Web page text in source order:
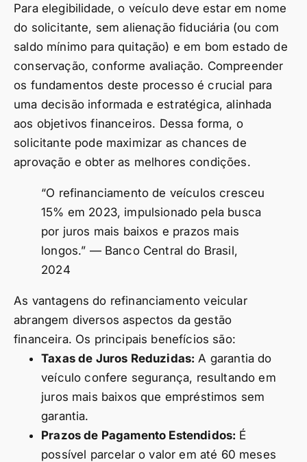
Para elegibilidade, o veículo deve estar em nome
do solicitante, sem alienação fiduciária (ou com
saldo mínimo para quitação) e em bom estado de
conservação, conforme avaliação. Compreender
os fundamentos deste processo é crucial para
uma decisão informada e estratégica, alinhada
aos objetivos financeiros. Dessa forma, o
solicitante pode maximizar as chances de
aprovação e obter as melhores condições.
“O refinanciamento de veículos cresceu
15% em 2023, impulsionado pela busca
por juros mais baixos e prazos mais
longos.” — Banco Central do Brasil,
2024
As vantagens do refinanciamento veicular
abrangem diversos aspectos da gestão
financeira. Os principais benefícios são:
Taxas de Juros Reduzidas: A garantia do
veículo confere segurança, resultando em
juros mais baixos que empréstimos sem
garantia.
Prazos de Pagamento Estendidos: É
possível parcelar o valor em até 60 meses